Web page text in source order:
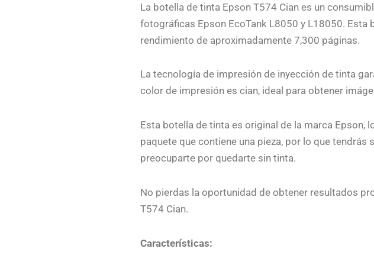
La botella de tinta Epson T574 Cian es un
fotográficas Epson EcoTank L8050 y L18050. Esta
rendimiento de aproximadamente 7,300 páginas.
La tecnología de impresión de inyección de tinta
color de impresión es cian, ideal para obtener
Esta botella de tinta es original de la marca Epson,
paquete que contiene una pieza, por lo que
preocuparte por quedarte sin tinta.
No pierdas la oportunidad de obtener resultados
T574 Cian.
Características: